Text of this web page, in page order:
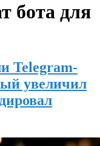
бота для
Telegram-
увеличил